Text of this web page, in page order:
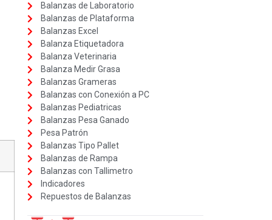
Balanzas de Laboratorio
Balanzas de Plataforma
Balanzas Excel
Balanza Etiquetadora
Balanza Veterinaria
Balanza Medir Grasa
Balanzas Grameras
Balanzas con Conexión a PC
Balanzas Pediatricas
Balanzas Pesa Ganado
Pesa Patrón
Balanzas Tipo Pallet
Balanzas de Rampa
Balanzas con Tallimetro
Indicadores
Repuestos de Balanzas